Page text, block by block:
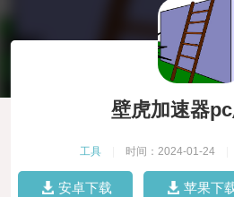
壁虎加速器
工具 时间：2024-01-24
安卓下载 苹果下